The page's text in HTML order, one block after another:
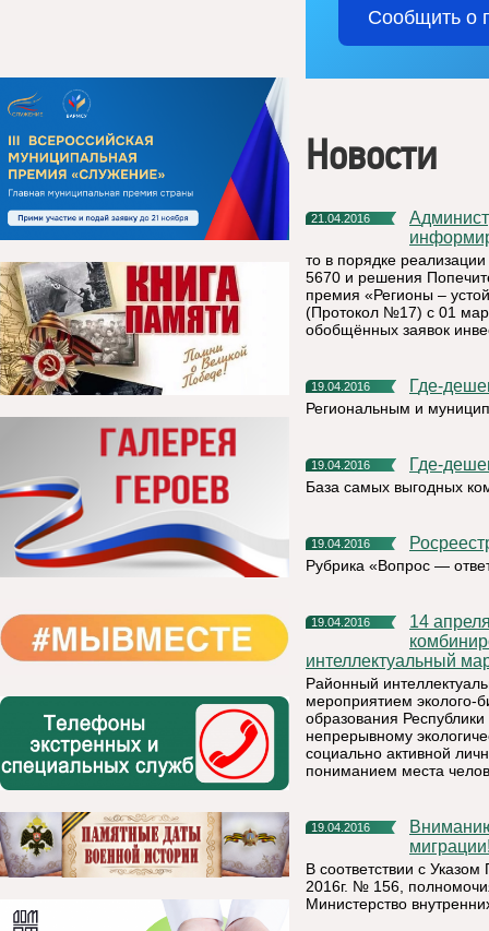
Сообщить о
Новости
21.04.2016
Администрация муниципального района «Княжпогостский»
то в порядке
5670 и решения
премия «Регионы –
(Протокол №17) с 01
обобщённых заявок
19.04.2016 Где-
Региональным и
19.04.2016 Где-
База самых выгодных
19.04.2016
Рубрика «Вопрос —
19.04.2016
14 апреля 2016 года на базе МАДОУ «Детский сад №10
интеллектуальный
Районный
мероприятием эколого-
образования
непрерывному
социально активной
пониманием места
19.04.2016
Вниманию получателей государственных услуг в сфере
В соответствии с
2016г. № 156,
Министерство